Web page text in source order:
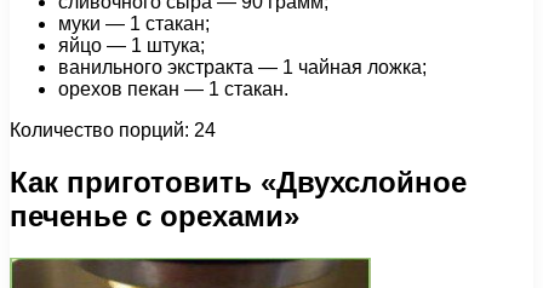
муки — 1 стакан;
яйцо — 1 штука;
ванильного экстракта — 1 чайная ложка;
орехов пекан — 1 стакан.
Количество порций: 24
Как приготовить «Двухслойное
печенье с орехами»